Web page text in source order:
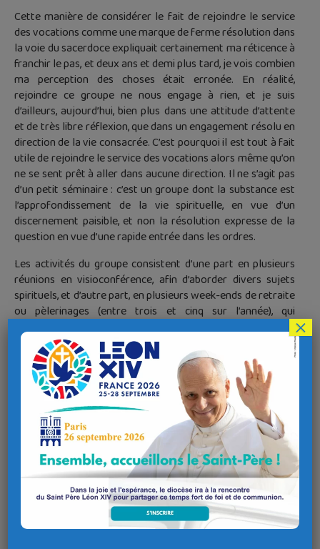
Cette manière de considérer le fait de rejoindre le service
des vocations comme une marque de ferme résolution dans
la voie du sacerdoce expliquait certainement ma réticence à
franchir le pas, et deux ans et demi plus tard, je vois combien
ma perception des choses était erronée. En réalité,
rejoindre ce groupe ne nous engage à rien, et je suis
d’ailleurs, aujourd’hui, bien plus dans une attitude d’attente
et de très libre réflexion, que dans un engagement résolu en
direction de la vie consacrée. C’est pourquoi il est tout à fait
utile de rejoindre le service des vocations alors même qu’on
ne se sent prêt à aller dans aucune direction. Il ne s’agit pas
d’un petit séminaire : c’est un groupe dont la substance est
l’approfondissement de la vie spirituelle, en vue d’un
discernement paisible, et non la résolution expresse de la
question en vue d’une rapide entrée dans les ordres.
Les activités du groupe consistent d’une part en plusieurs
réunions en visioconférence, afin d’aborder divers sujets
spirituels, et d’autre part, en plusieurs week-ends de retraite
ou pèlerinages (entre trois et cinq sur l’année), qui
constituent le cœur de la vie du service des vocations. Ce
sont de salutaires et réguliers temps de pause, de solitude,
de silence devant Dieu, mais aussi de partage fraternel, au
milieu d’existences qui laissent généralement peu de place à
un tel recueillement. La nourriture spirituelle que nous
recevons peut passer par la lecture commune d’un ouvrage
spirituel, par des témoignages, des rencontres de consacrés
(et pas que !), des conférences, des films, etc.
Le plus nourrissant fut pour moi de découvrir, au gré des
retraites et pèlerinages, les vies de certains saints, qui
illustrent l’immense diversité des chemins que Dieu trace
avec l’homme, qui nous montrent que le vrai sens et but de
toute vocation est l’amour de Dieu, et en lesquels nous
×